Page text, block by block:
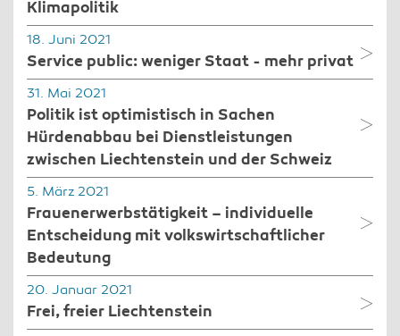
Klimapolitik
18. Juni 2021
Service public: weniger Staat - mehr privat
31. Mai 2021
Politik ist optimistisch in Sachen
Hürdenabbau bei Dienstleistungen
zwischen Liechtenstein und der Schweiz
5. März 2021
Frauenerwerbstätigkeit – individuelle
Entscheidung mit volkswirtschaftlicher
Bedeutung
20. Januar 2021
Frei, freier Liechtenstein